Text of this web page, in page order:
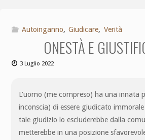
Autoinganno, Giudicare, Verità
ONESTÀ E
3 Luglio 2022
L’uomo (me compreso) ha una innata
inconscia) di essere giudicato
tale giudizio lo escluderebbe dalla
metterebbe in una posizione